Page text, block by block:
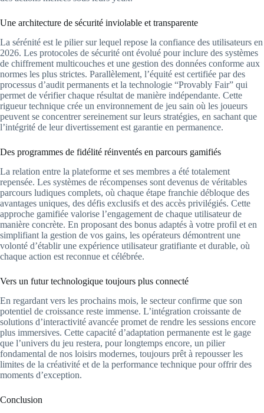
Une architecture de sécurité inviolable et transparente
La sérénité est le pilier sur lequel repose la confiance des utilisateurs en
2026. Les protocoles de sécurité ont évolué pour inclure des systèmes
de chiffrement multicouches et une gestion des données conforme aux
normes les plus strictes. Parallèlement, l’équité est certifiée par des
processus d’audit permanents et la technologie “Provably Fair” qui
permet de vérifier chaque résultat de manière indépendante. Cette
rigueur technique crée un environnement de jeu sain où les joueurs
peuvent se concentrer sereinement sur leurs stratégies, en sachant que
l’intégrité de leur divertissement est garantie en permanence.
Des programmes de fidélité réinventés en parcours gamifiés
La relation entre la plateforme et ses membres a été totalement
repensée. Les systèmes de récompenses sont devenus de véritables
parcours ludiques complets, où chaque étape franchie débloque des
avantages uniques, des défis exclusifs et des accès privilégiés. Cette
approche gamifiée valorise l’engagement de chaque utilisateur de
manière concrète. En proposant des bonus adaptés à votre profil et en
simplifiant la gestion de vos gains, les opérateurs démontrent une
volonté d’établir une expérience utilisateur gratifiante et durable, où
chaque action est reconnue et célébrée.
Vers un futur technologique toujours plus connecté
En regardant vers les prochains mois, le secteur confirme que son
potentiel de croissance reste immense. L’intégration croissante de
solutions d’interactivité avancée promet de rendre les sessions encore
plus immersives. Cette capacité d’adaptation permanente est le gage
que l’univers du jeu restera, pour longtemps encore, un pilier
fondamental de nos loisirs modernes, toujours prêt à repousser les
limites de la créativité et de la performance technique pour offrir des
moments d’exception.
Conclusion